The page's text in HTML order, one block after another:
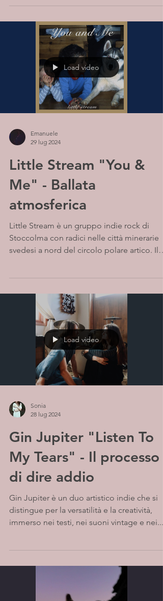
Load video
Emanuele
29 lug 2024
Little Stream "You &
Me" - Ballata
atmosferica
Little Stream è un gruppo indie rock di
Stoccolma con radici nelle città minerarie
svedesi a nord del circolo polare artico. Il
Load video
Sonia
28 lug 2024
Gin Jupiter "Listen To
My Tears" - Il processo
di dire addio
Gin Jupiter è un duo artistico indie che si
distingue per la versatilità e la creatività,
immerso nei testi, nei suoni vintage e nei...